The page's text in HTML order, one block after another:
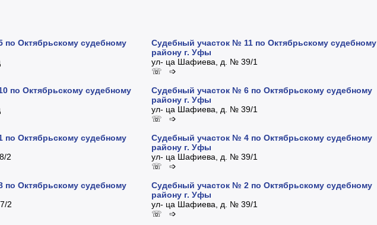
Октябрьскому судебному
по Октябрьскому судебному
Октябрьскому судебному
2
Октябрьскому судебному
2
Судебный участок № 11 по Октябрьскому судебному
району г. Уфы
ул- ца Шафиева, д. № 39/1
☏ ➩
Судебный участок № 6 по Октябрьскому судебному
району г. Уфы
ул- ца Шафиева, д. № 39/1
☏ ➩
Судебный участок № 4 по Октябрьскому судебному
району г. Уфы
ул- ца Шафиева, д. № 39/1
☏ ➩
Судебный участок № 2 по Октябрьскому судебному
району г. Уфы
ул- ца Шафиева, д. № 39/1
☏ ➩